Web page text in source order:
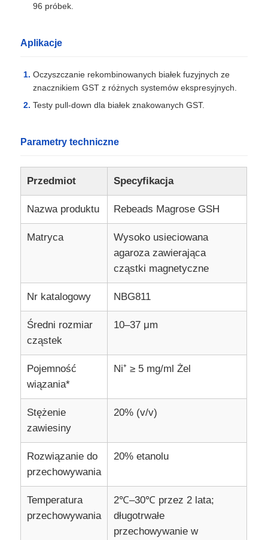
Wycieczka po fabryce
Kontrola jakości
Skontaktuj się z nami
Nowości
Poproś o wycenę
Magnetyczne koraliki ekstrakcja kwasów nukleinowych
Zestawy do ekstrakcji DNA / RNA
96 próbek.
Aplikacje
Oczyszczanie rekombinowanych białek fuzyjnych ze
znacznikiem GST z różnych systemów ekspresyjnych.
Testy pull-down dla białek znakowanych GST.
Parametry techniczne
Przedmiot Specyfikacja
Nazwa produktu Rebeads Magrose GSH
Matryca
Wysoko usieciowana
agaroza zawierająca
cząstki magnetyczne
Nr katalogowy NBG811
Średni rozmiar
cząstek
10–37 μm
Pojemność
wiązania*
Ni⁺ ≥ 5 mg/ml Żel
Stężenie
zawiesiny
20% (v/v)
Rozwiązanie do
przechowywania
20% etanolu
Temperatura
przechowywania
2℃–30℃ przez 2 lata;
długotrwałe
przechowywanie w